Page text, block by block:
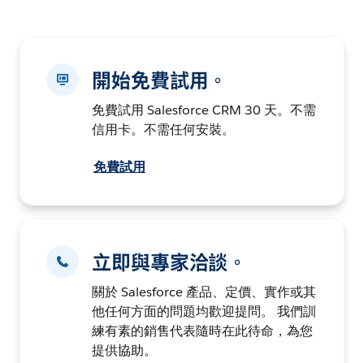
開始免費試用。
免費試用 Salesforce CRM 30 天。不需
信用卡。不需任何安裝。
免費試用
立即與專家洽談。
關於 Salesforce 產品、定價、實作或其
他任何方面的問題均歡迎提問。 我們訓
練有素的銷售代表隨時在此待命，為您
提供協助。